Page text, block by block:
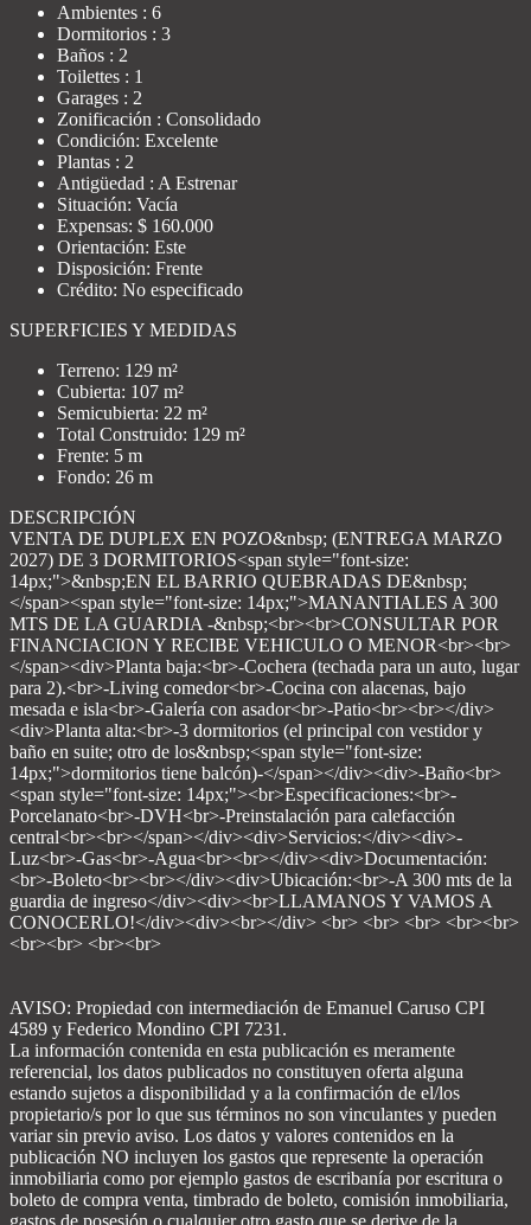
Ambientes : 6
Dormitorios : 3
Baños : 2
Toilettes : 1
Garages : 2
Zonificación : Consolidado
Condición: Excelente
Plantas : 2
Antigüedad : A Estrenar
Situación: Vacía
Expensas: $ 160.000
Orientación: Este
Disposición: Frente
Crédito: No especificado
SUPERFICIES Y MEDIDAS
Terreno: 129 m²
Cubierta: 107 m²
Semicubierta: 22 m²
Total Construido: 129 m²
Frente: 5 m
Fondo: 26 m
DESCRIPCIÓN
VENTA DE DUPLEX EN POZO&nbsp; (ENTREGA MARZO
2027) DE 3 DORMITORIOS<span style="font-size:
14px;">&nbsp;EN EL BARRIO QUEBRADAS DE&nbsp;
</span><span style="font-size: 14px;">MANANTIALES A 300
MTS DE LA GUARDIA -&nbsp;<br><br>CONSULTAR POR
FINANCIACION Y RECIBE VEHICULO O MENOR<br><br>
</span><div>Planta baja:<br>-Cochera (techada para un auto, lugar
para 2).<br>-Living comedor<br>-Cocina con alacenas, bajo
mesada e isla<br>-Galería con asador<br>-Patio<br><br></div>
<div>Planta alta:<br>-3 dormitorios (el principal con vestidor y
baño en suite; otro de los&nbsp;<span style="font-size:
14px;">dormitorios tiene balcón)-</span></div><div>-Baño<br>
<span style="font-size: 14px;"><br>Especificaciones:<br>-
Porcelanato<br>-DVH<br>-Preinstalación para calefacción
central<br><br></span></div><div>Servicios:</div><div>-
Luz<br>-Gas<br>-Agua<br><br></div><div>Documentación:
<br>-Boleto<br><br></div><div>Ubicación:<br>-A 300 mts de la
guardia de ingreso</div><div><br>LLAMANOS Y VAMOS A
CONOCERLO!</div><div><br></div> <br> <br> <br> <br><br>
<br><br> <br><br>
AVISO: Propiedad con intermediación de Emanuel Caruso CPI
4589 y Federico Mondino CPI 7231.
La información contenida en esta publicación es meramente
referencial, los datos publicados no constituyen oferta alguna
estando sujetos a disponibilidad y a la confirmación de el/los
propietario/s por lo que sus términos no son vinculantes y pueden
variar sin previo aviso. Los datos y valores contenidos en la
publicación NO incluyen los gastos que represente la operación
inmobiliaria como por ejemplo gastos de escribanía por escritura o
boleto de compra venta, timbrado de boleto, comisión inmobiliaria,
gastos de posesión o cualquier otro gasto que se derive de la